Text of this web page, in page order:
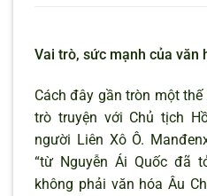
Vai trò, sức mạnh của văn
Cách đây gần tròn một
trò truyện với Chủ tịch
người Liên Xô Ô.
“từ Nguyễn Ái Quốc đã
không phải văn hóa Âu